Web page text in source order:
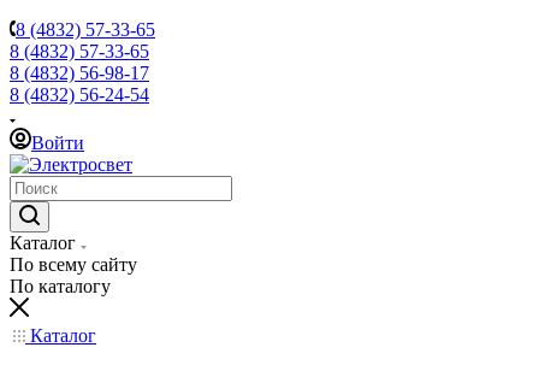
8 (4832) 57-33-65
8 (4832) 57-33-65
8 (4832) 56-98-17
8 (4832) 56-24-54
Войти
Каталог
По всему сайту
По каталогу
Каталог